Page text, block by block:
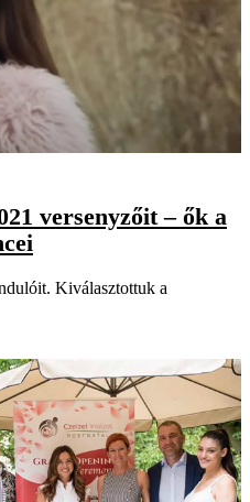
versenyzőit – ők a
Kiválasztottuk a